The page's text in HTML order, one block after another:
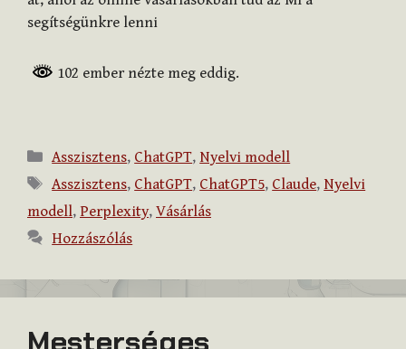
segítségünkre lenni
102 ember nézte meg eddig.
Kategória
Asszisztens, ChatGPT, Nyelvi modell
Címkék
Asszisztens, ChatGPT, ChatGPT5, Claude, Nyelvi
modell, Perplexity, Vásárlás
Hozzászólás